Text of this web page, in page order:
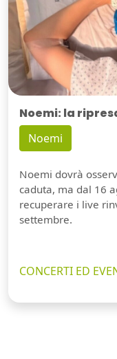
Noemi: la
Noemi
Noemi dovrà
caduta, ma dal 16
recuperare i live
settembre.
CONCERTI ED